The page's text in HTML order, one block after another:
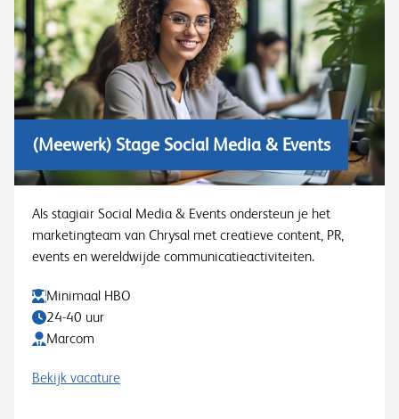
(Meewerk) Stage Social Media & Events
Als stagiair Social Media & Events ondersteun je het
marketingteam van Chrysal met creatieve content, PR,
events en wereldwijde communicatieactiviteiten.
Minimaal HBO
24-40 uur
Marcom
Bekijk vacature